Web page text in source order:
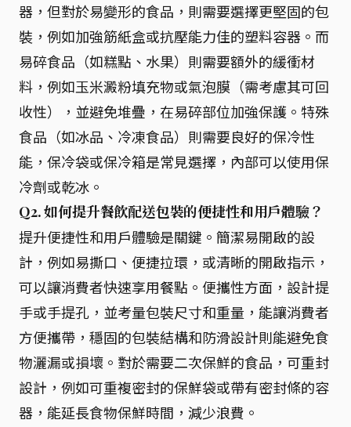
器，但對於易變形的食品，則需要選擇更堅固的包
裝，例如加強筋紙盒或抗壓能力佳的塑料容器。而
易碎食品（如糕點、水果）則需要額外的緩衝材
料，例如玉米澱粉填充物或氣泡膜（需考慮其可回
收性），並避免堆疊，在易碎部位加強保護。特殊
食品（如冰品、冷凍食品）則需要良好的保冷性
能，保冷袋或保冷箱是常見選擇，內部可以使用保
冷劑或乾冰。
Q2. 如何提升餐飲配送包裝的便捷性和用戶體驗？
提升便捷性和用戶體驗是關鍵。簡潔易開啟的設
計，例如易撕口、便捷拉環，或清晰的開啟指示，
可以讓消費者快速享用餐點。便攜性方面，設計提
手或手提孔，並考量包裝尺寸和重量，能讓消費者
方便攜帶，穩固的包裝結構和防滑設計則能避免食
物灑漏或損壞。對於需要二次保鮮的食品，可重封
設計，例如可重複密封的保鮮袋或帶有密封條的容
器，能延長食物保鮮時間，減少浪費。